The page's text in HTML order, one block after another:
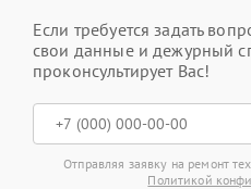
Если требуется задать
свои данные и дежурный
проконсультирует Вас!
Отправляя заявку на ремонт
Политикой